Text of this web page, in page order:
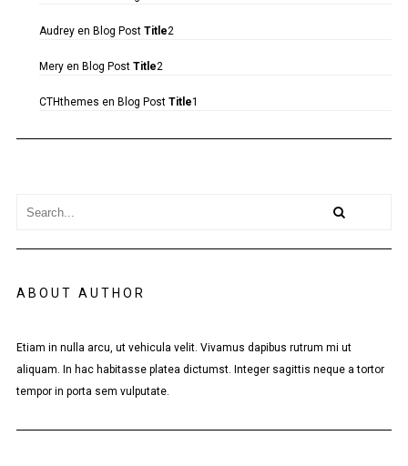
Audreyen Blog Post Title2
Meryen Blog Post Title2
CTHthemes en Blog Post Title1
ABOUT AUTHOR
Etiam in nulla arcu, ut vehicula velit. Vivamus dapibus rutrum mi ut
aliquam. In hac habitasse platea dictumst. Integer sagittis neque a tortor
tempor in porta sem vulputate.